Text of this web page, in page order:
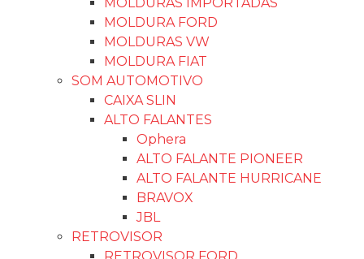
MOLDURA FORD
MOLDURAS VW
MOLDURA FIAT
SOM AUTOMOTIVO
CAIXA SLIN
ALTO FALANTES
Ophera
ALTO FALANTE PIONEER
ALTO FALANTE HURRICANE
BRAVOX
JBL
RETROVISOR